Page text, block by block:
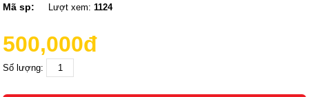
Mã sp: Lượt xem:1124
500,000đ
Số lượng: